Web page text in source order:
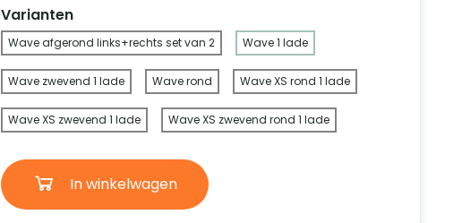
Varianten
Wave afgerond links+rechts set van 2 Wave 1 lade
Wave zwevend 1 lade Wave rond Wave XS rond 1 lade
Wave XS zwevend 1 lade Wave XS zwevend rond 1 lade
In winkelwagen